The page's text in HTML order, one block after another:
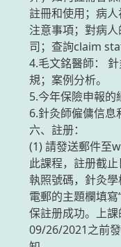
註冊和使用；病
注意事項；對病
司；查詢claim
4.毛文銘醫師：
規；案例分析。
5.今年保險申報的
6.針灸師僱傭信息
六、註册：
(1) 請發送郵件至
此課程，註册截
執照號碼，針灸
電郵的主題欄填
保註册成功。上
09/26/2021之前